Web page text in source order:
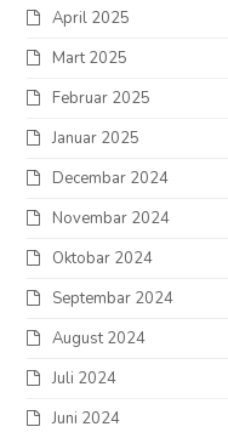
April 2025
Mart 2025
Februar 2025
Januar 2025
Decembar 2024
Novembar 2024
Oktobar 2024
Septembar 2024
August 2024
Juli 2024
Juni 2024